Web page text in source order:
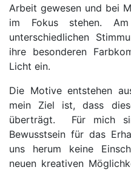
Arbeit gewesen und bei
im Fokus stehen.
unterschiedlichen
ihre besonderen
Licht ein.
Die Motive entstehen
mein Ziel ist, dass
überträgt. Für mich
Bewusstsein für das
uns herum keine
neuen kreativen